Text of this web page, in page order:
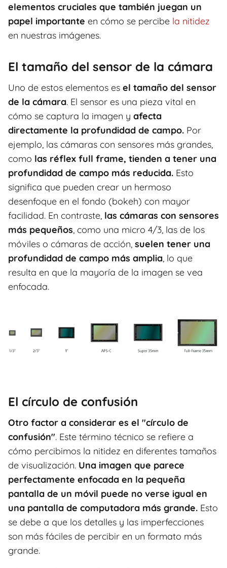
elementos cruciales que también juegan un
papel importante en cómo se percibe la nitidez
en nuestras imágenes.
El tamaño del sensor de la cámara
Uno de estos elementos es el tamaño del sensor
de la cámara. El sensor es una pieza vital en
cómo se captura la imagen y afecta
directamente la profundidad de campo. Por
ejemplo, las cámaras con sensores más grandes,
como las réflex full frame, tienden a tener una
profundidad de campo más reducida. Esto
significa que pueden crear un hermoso
desenfoque en el fondo (bokeh) con mayor
facilidad. En contraste, las cámaras con sensores
más pequeños, como una micro 4/3, las de los
móviles o cámaras de acción, suelen tener una
profundidad de campo más amplia, lo que
resulta en que la mayoría de la imagen se vea
enfocada.
El círculo de confusión
Otro factor a considerar es el "círculo de
confusión". Este término técnico se refiere a
cómo percibimos la nitidez en diferentes tamaños
de visualización. Una imagen que parece
perfectamente enfocada en la pequeña
pantalla de un móvil puede no verse igual en
una pantalla de computadora más grande. Esto
se debe a que los detalles y las imperfecciones
son más fáciles de percibir en un formato más
grande.